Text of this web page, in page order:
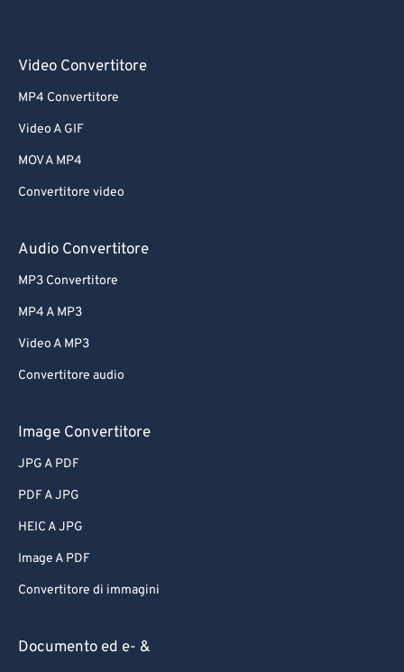
Video Convertitore
MP4 Convertitore
Video A GIF
MOV A MP4
Convertitore video
Audio Convertitore
MP3 Convertitore
MP4 A MP3
Video A MP3
Convertitore audio
Image Convertitore
JPG A PDF
PDF A JPG
HEIC A JPG
Image A PDF
Convertitore di immagini
Documento ed e- &